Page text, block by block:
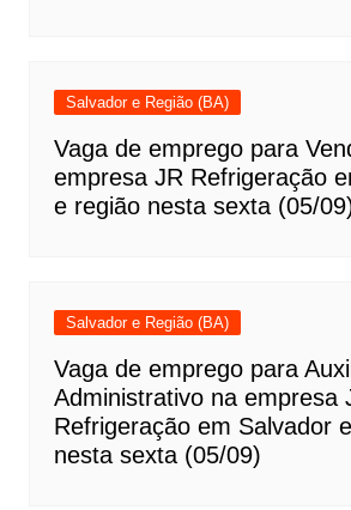
Salvador e Região (BA)
Vaga de emprego para
empresa JR Refrigeração
e região nesta sexta (05/
Salvador e Região (BA)
Vaga de emprego para
Administrativo na empresa
Refrigeração em Salvador
nesta sexta (05/09)